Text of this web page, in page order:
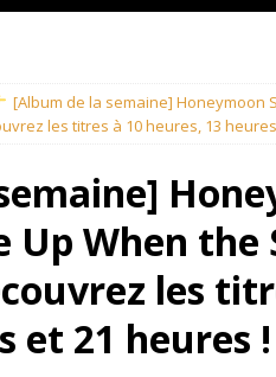
[Album de la semaine] Honeymoon
les titres à 10 heures, 13
Up When the
les
et 21 heures !